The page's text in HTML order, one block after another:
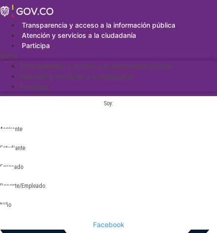
Saltar
al
contenidoTransparencia y acceso a la información pública
Atención y servicios a la ciudadanía
Participa
Menu
Transparencia y acceso a la información pública
Atención y servicios a la ciudadanía
Participa
Soy:
Aspirante
Estudiante
Egresado
Docente/Empleado
Niño
Facebook